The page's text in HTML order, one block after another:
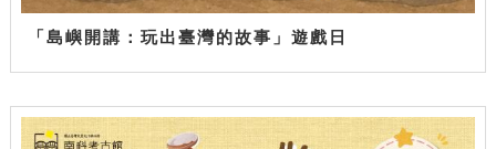
「島嶼開講：玩出臺灣的故事」遊戲日